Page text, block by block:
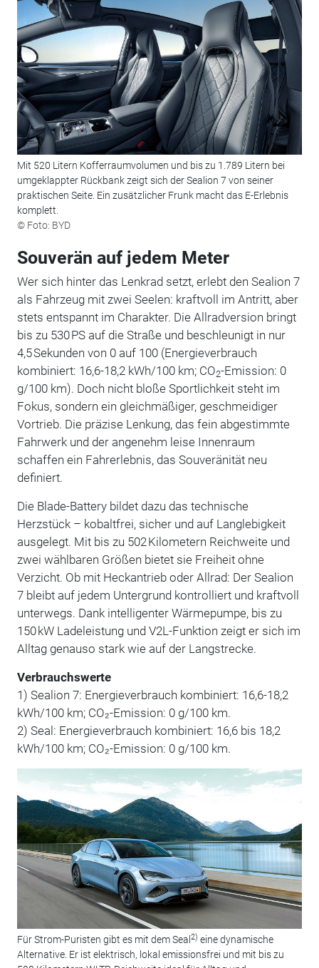
Mit 520 Litern Kofferraumvolumen und bis zu 1.789 Litern bei
umgeklappter Rückbank zeigt sich der Sealion 7 von seiner
praktischen Seite. Ein zusätzlicher Frunk macht das E-Erlebnis
komplett.
© Foto: BYD
Souverän auf jedem Meter
Wer sich hinter das Lenkrad setzt, erlebt den Sealion 7
als Fahrzeug mit zwei Seelen: kraftvoll im Antritt, aber
stets entspannt im Charakter. Die Allradversion bringt
bis zu 530 PS auf die Straße und beschleunigt in nur
4,5 Sekunden von 0 auf 100 (Energieverbrauch
kombiniert: 16,6-18,2 kWh/100 km; CO2-Emission: 0
g/100 km). Doch nicht bloße Sportlichkeit steht im
Fokus, sondern ein gleichmäßiger, geschmeidiger
Vortrieb. Die präzise Lenkung, das fein abgestimmte
Fahrwerk und der angenehm leise Innenraum
schaffen ein Fahrerlebnis, das Souveränität neu
definiert.
Die Blade-Battery bildet dazu das technische
Herzstück – kobaltfrei, sicher und auf Langlebigkeit
ausgelegt. Mit bis zu 502 Kilometern Reichweite und
zwei wählbaren Größen bietet sie Freiheit ohne
Verzicht. Ob mit Heckantrieb oder Allrad: Der Sealion
7 bleibt auf jedem Untergrund kontrolliert und kraftvoll
unterwegs. Dank intelligenter Wärmepumpe, bis zu
150 kW Ladeleistung und V2L-Funktion zeigt er sich im
Alltag genauso stark wie auf der Langstrecke.
Verbrauchswerte
1) Sealion 7: Energieverbrauch kombiniert: 16,6-18,2
kWh/100 km; CO₂-Emission: 0 g/100 km.
2) Seal: Energieverbrauch kombiniert: 16,6 bis 18,2
kWh/100 km; CO₂-Emission: 0 g/100 km.
Für Strom-Puristen gibt es mit dem Seal 2) eine dynamische
Alternative. Er ist elektrisch, lokal emissionsfrei und mit bis zu